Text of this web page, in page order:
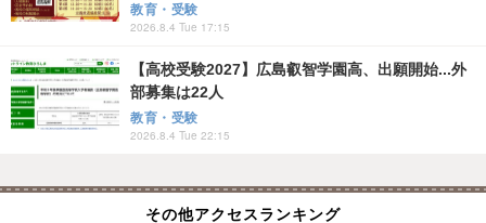
教育・受験
2026.8.4 Tue 17:15
【高校受験2027】広島叡智学園高、出願開始...外
部募集は22人
教育・受験
2026.8.4 Tue 22:15
その他アクセスランキング